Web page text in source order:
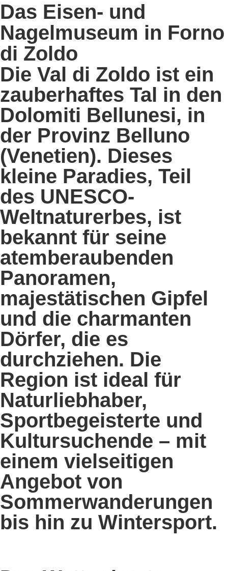
Das Eisen- und
Nagelmuseum in Forno
di Zoldo
Die Val di Zoldo ist ein
zauberhaftes Tal in den
Dolomiti Bellunesi, in
der Provinz Belluno
(Venetien). Dieses
kleine Paradies, Teil
des UNESCO-
Weltnaturerbes, ist
bekannt für seine
atemberaubenden
Panoramen,
majestätischen Gipfel
und die charmanten
Dörfer, die es
durchziehen. Die
Region ist ideal für
Naturliebhaber,
Sportbegeisterte und
Kultursuchende – mit
einem vielseitigen
Angebot von
Sommerwanderungen
bis hin zu Wintersport.